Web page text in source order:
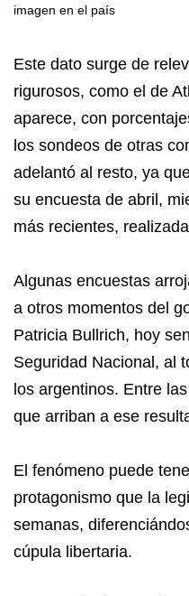
imagen en el país
Este dato surge de
rigurosos, como el de
aparece, con
los sondeos de otras
adelantó al resto, ya
su encuesta de abril,
más recientes,
Algunas encuestas
a otros momentos del
Patricia Bullrich, hoy
Seguridad Nacional, al
los argentinos. Entre
que arriban a ese
El fenómeno puede
protagonismo que la
semanas,
cúpula libertaria.